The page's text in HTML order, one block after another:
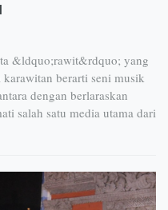
&ldquo;rawit&rdquo; yang
berarti seni musik
dengan berlaraskan
salah satu media utama dari